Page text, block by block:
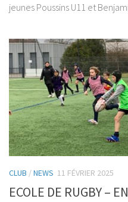
jeunes Poussins U11 et
CLUB /NEWS 11 FÉVRIER 2025
ECOLE DE RUGBY –